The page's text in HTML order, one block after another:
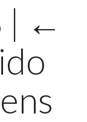
| ←